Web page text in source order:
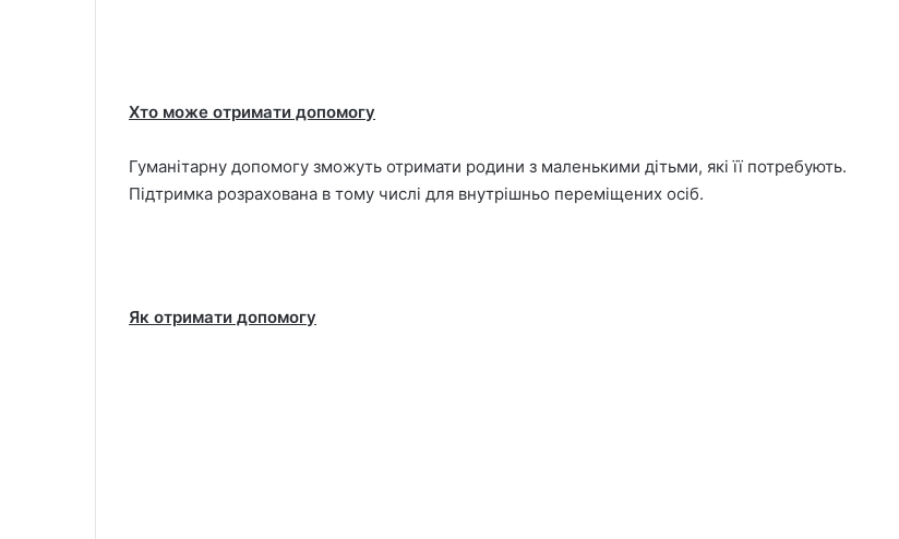
Хто може отримати допомогу
Гуманітарну допомогу зможуть отримати родини з маленькими дітьми, які її потребують.
Підтримка розрахована в тому числі для внутрішньо переміщених осіб.
Як отримати допомогу